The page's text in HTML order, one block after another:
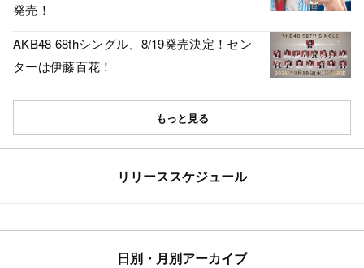
発売！
AKB48 68thシングル、8/19発売決定！セン
ターは伊藤百花！
もっと見る
リリーススケジュール
日別・月別アーカイブ